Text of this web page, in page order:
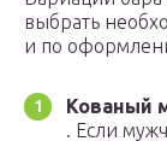
выбрать
и по
Кованый
. Если